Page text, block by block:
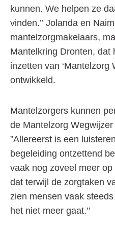
kunnen. We helpen ze
vinden.’’ Jolanda en
mantelzorgmakelaars,
Mantelkring Dronten, dat
inzetten van ‘Mantelzorg
ontwikkeld.
Mantelzorgers kunnen
de Mantelzorg
”Allereerst is een
begeleiding ontzettend
vaak nog zoveel meer
dat terwijl de zorgtaken
zien mensen vaak
het niet meer gaat.’’